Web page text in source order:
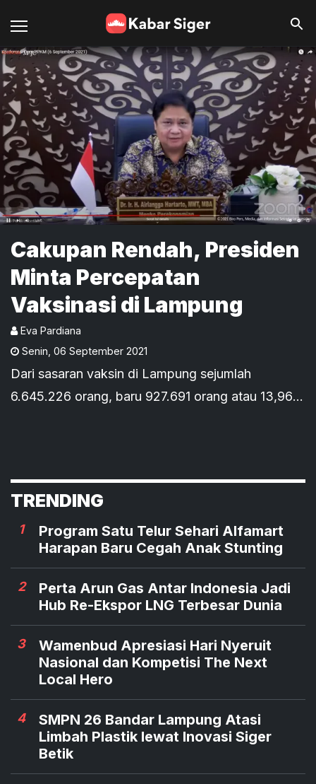
Cakupan Rendah, Presiden
Minta Percepatan
Vaksinasi di Lampung
Eva Pardiana
Senin 06 September 2021
Dari sasaran vaksin di Lampung sejumlah
6.645.226 orang, baru 927.691 orang atau 13,96%
TRENDING
1
Program Satu Telur Sehari Alfamart
Harapan Baru Cegah Anak Stunting
2
Perta Arun Gas Antar Indonesia Jadi
Hub Re-Ekspor LNG Terbesar Dunia
3
Wamenbud Apresiasi Hari Nyeruit
Nasional dan Kompetisi The Next
Local Hero
4
SMPN 26 Bandar Lampung Atasi
Limbah Plastik lewat Inovasi Siger
Betik